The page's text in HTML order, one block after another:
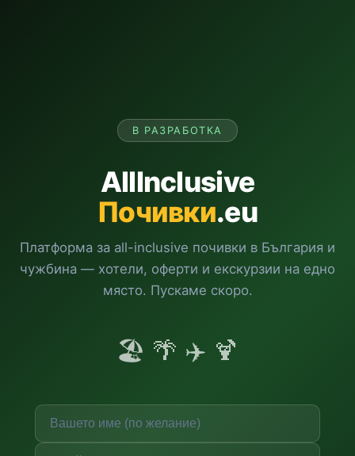
В РАЗРАБОТКА
AllInclusive
Почивки.eu
Платформа за all-inclusive почивки в България и
чужбина — хотели, оферти и екскурзии на едно
място. Пускаме скоро.
🏖️ 🌴 ✈️ 🍹